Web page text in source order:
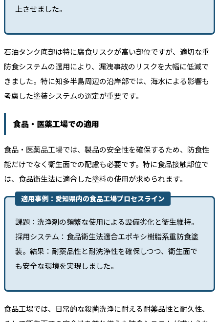
上させました。
石油タンク底部は特に腐食リスクが高い部位ですが、適切な重
防食システムの適用により、漏洩事故のリスクを大幅に低減で
きました。特に知多半島周辺の沿岸部では、海水による影響も
考慮した塗装システムの選定が重要です。
食品・医薬工場での適用
食品・医薬品工場では、製品の安全性を確保するため、防食性
能だけでなく衛生面での配慮も必要です。特に食品接触部位で
は、食品衛生法に適合した塗料の使用が求められます。
適用事例：愛知県内の食品工場プロセスライン
課題：洗浄剤の頻繁な使用による設備劣化と衛生維持。
採用システム：食品衛生法適合エポキシ樹脂系重防食塗
装。結果：耐薬品性と耐洗浄性を確保しつつ、衛生面で
も安全な環境を実現しました。
食品工場では、日常的な殺菌洗浄に耐える耐薬品性と耐久性、